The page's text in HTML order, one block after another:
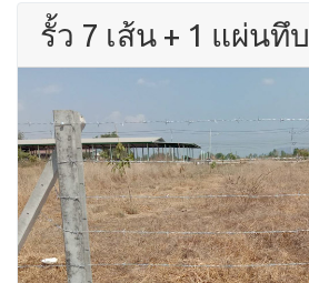
รั้ว 7 เส้น + 1 แผ่นทึบ